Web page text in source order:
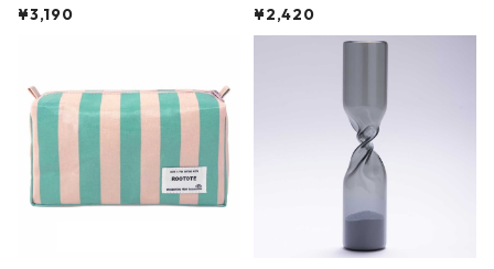
ファスナーポーチ 撥水加工 トラベ
ーガンディー、オフホワイト
¥3,190
大きめ 撥水加工 収納ポーチ CRO
CODILE/Black クロコダイル/ブラ
¥2,420